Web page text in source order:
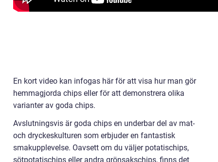
En kort video kan infogas här för att visa hur man gör
hemmagjorda chips eller för att demonstrera olika
varianter av goda chips.
Avslutningsvis är goda chips en underbar del av mat-
och dryckeskulturen som erbjuder en fantastisk
smakupplevelse. Oavsett om du väljer potatischips,
sötpotatischips eller andra grönsakschips, finns det